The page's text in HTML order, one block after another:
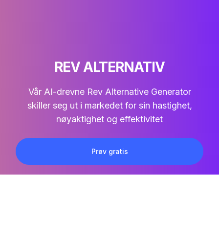
REV ALTERNATIV
Vår AI-drevne Rev Alternative Generator
skiller seg ut i markedet for sin hastighet,
nøyaktighet og effektivitet
Prøv gratis